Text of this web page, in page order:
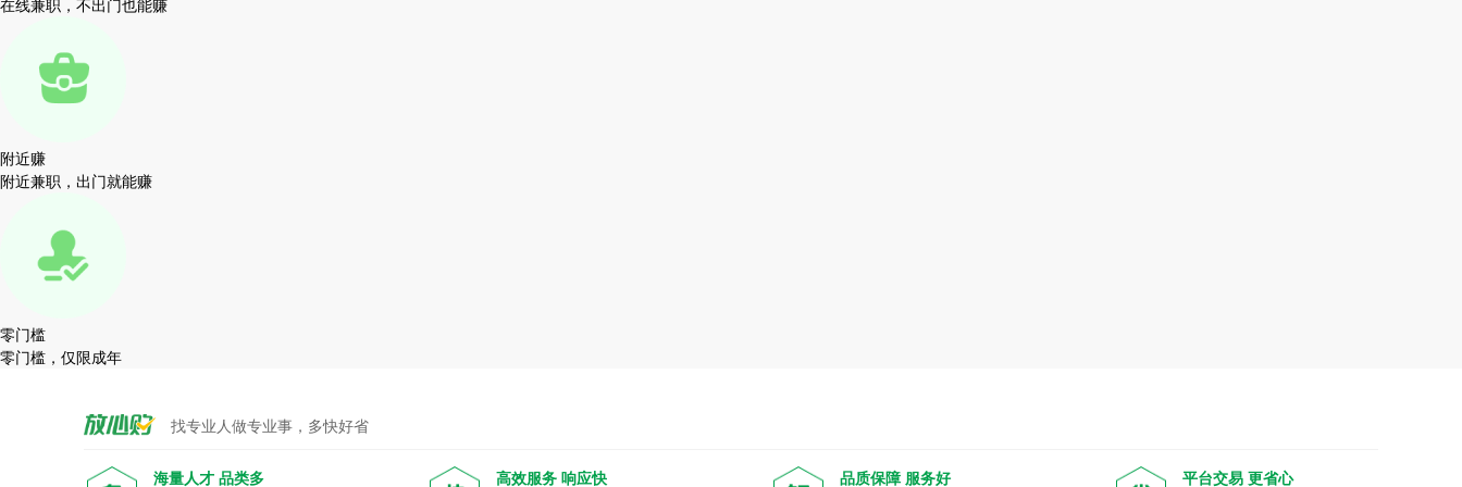
在线兼职，不出门也能赚
附近赚
附近兼职，出门就能赚
零门槛
零门槛，仅限成年
找专业人做专业事，多快好省
海量人才 品类多 高效服务 响应快 品质保障 服务好 平台交易 更省心